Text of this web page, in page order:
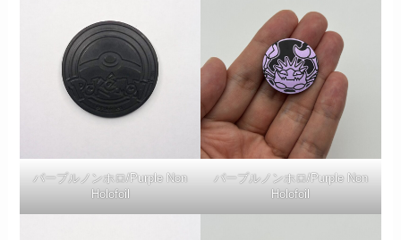
パープルノンホロ/Purple Non
Holofoil
パープルノンホロ/Purple Non
Holofoil